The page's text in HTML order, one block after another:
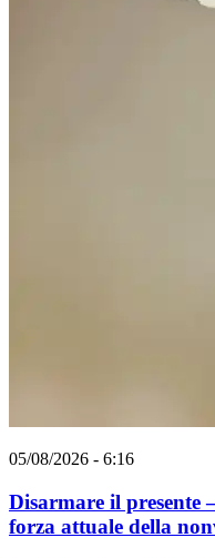
05/08/2026 - 6:16
Disarmare il presente
forza attuale della